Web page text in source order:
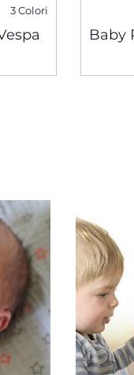
3 Colori
Baby